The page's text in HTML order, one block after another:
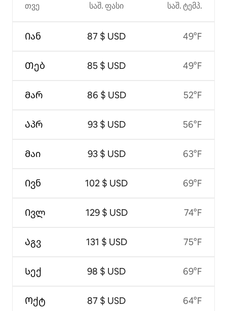
თვე
Იან
Თებ
Მარ
Აპრ
Მაი
Ივნ
Ივლ
Აგვ
Სექ
Ოქტ
საშ. ფასი
87 $ USD
85 $ USD
86 $ USD
93 $ USD
93 $ USD
102 $ USD
129 $ USD
131 $ USD
98 $ USD
87 $ USD
საშ. ტემპ.
49°F
49°F
52°F
56°F
63°F
69°F
74°F
75°F
69°F
64°F